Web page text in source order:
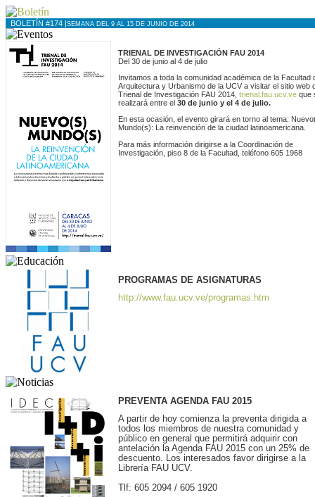
BOLETÍN #174 |SEMANA DEL 9 AL 15 DE JUNIO DE 2014
TRIENAL DE INVESTIGACIÓN FAU 2014
Del 30 de junio al 4 de julio
Invitamos a toda la comunidad académica de la Facultad
Arquitectura y Urbanismo de la UCV a visitar el sitio web
Trienal de Investigación FAU 2014, trienal.fau.ucv.ve que
realizará entre el 30 de junio y el 4 de julio.
En esta ocasión, el evento girará en torno al tema:
Mundo(s): La reinvención de la ciudad latinoamericana.
Para más información dirigirse a la Coordinación de
Investigación, piso 8 de la Facultad, teléfono 605 1968
PROGRAMAS DE ASIGNATURAS
http://www.fau.ucv.ve/programas.htm
PREVENTA AGENDA FAU 2015
A partir de hoy comienza la preventa dirigida a
todos los miembros de nuestra comunidad y
público en general que permitirá adquirir con
antelación la Agenda FAU 2015 con un 25% de
descuento. Los interesados favor dirigirse a la
Librería FAU UCV.
Tlf: 605 2094 / 605 1920